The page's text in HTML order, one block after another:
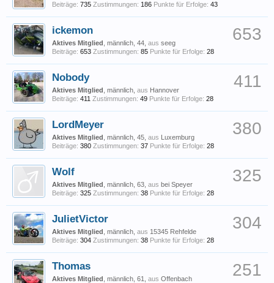
Beiträge: 735 Zustimmungen: 186 Punkte für Erfolge: 43
653
ickemon
Aktives Mitglied , männlich, 44, aus seeg
Beiträge: 653 Zustimmungen: 85 Punkte für Erfolge: 28
411
Nobody
Aktives Mitglied , männlich, aus Hannover
Beiträge: 411 Zustimmungen: 49 Punkte für Erfolge: 28
380
LordMeyer
Aktives Mitglied , männlich, 45, aus Luxemburg
Beiträge: 380 Zustimmungen: 37 Punkte für Erfolge: 28
325
Wolf
Aktives Mitglied , männlich, 63, aus bei Speyer
Beiträge: 325 Zustimmungen: 38 Punkte für Erfolge: 28
304
JulietVictor
Aktives Mitglied , männlich, aus 15345 Rehfelde
Beiträge: 304 Zustimmungen: 38 Punkte für Erfolge: 28
251
Thomas
Aktives Mitglied , männlich, 61, aus Offenbach